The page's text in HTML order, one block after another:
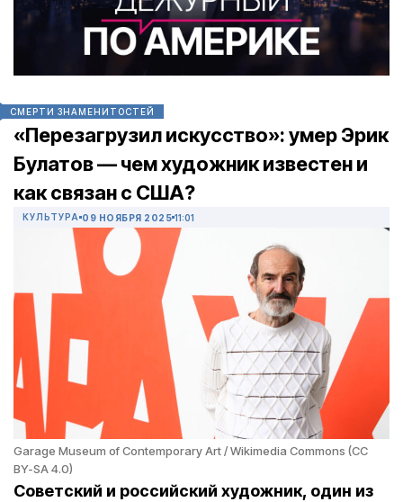
СМЕРТИ ЗНАМЕНИТОСТЕЙ
«Перезагрузил искусство»: умер Эрик
Булатов — чем художник известен и
как связан с США?
КУЛЬТУРА 09 НОЯБРЯ 2025 11:01
Garage Museum of Contemporary Art / Wikimedia Commons (CC
BY-SA 4.0)
Советский и российский художник, один из